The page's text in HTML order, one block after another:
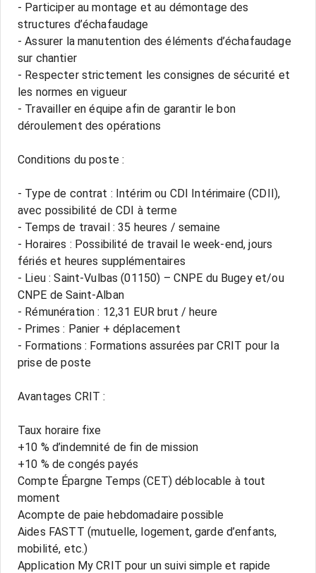
- Participer au montage et au démontage des
structures d’échafaudage
- Assurer la manutention des éléments d’échafaudage
sur chantier
- Respecter strictement les consignes de sécurité et
les normes en vigueur
- Travailler en équipe afin de garantir le bon
déroulement des opérations
Conditions du poste :
- Type de contrat : Intérim ou CDI Intérimaire (CDII),
avec possibilité de CDI à terme
- Temps de travail : 35 heures / semaine
- Horaires : Possibilité de travail le week-end, jours
fériés et heures supplémentaires
- Lieu : Saint-Vulbas (01150) – CNPE du Bugey et/ou
CNPE de Saint-Alban
- Rémunération : 12,31 EUR brut / heure
- Primes : Panier + déplacement
- Formations : Formations assurées par CRIT pour la
prise de poste
Avantages CRIT :
Taux horaire fixe
+10 % d’indemnité de fin de mission
+10 % de congés payés
Compte Épargne Temps (CET) déblocable à tout
moment
Acompte de paie hebdomadaire possible
Aides FASTT (mutuelle, logement, garde d’enfants,
mobilité, etc.)
Application My CRIT pour un suivi simple et rapide